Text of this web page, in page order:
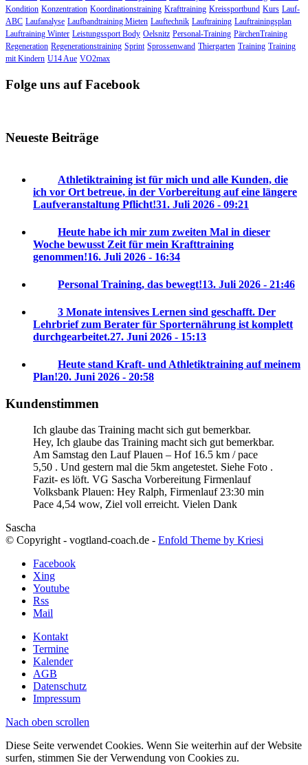
Kondition Konzentration Koordinationstraining Krafttraining Kreissportbund Kurs Lauf-
ABC Laufanalyse Laufbandtraining Mieten Lauftechnik Lauftraining Lauftrainingsplan
Lauftraining Winter Leistungssport Body Oelsnitz Personal-Training PärchenTraining
Regeneration Regenerationstraining Sprint Sprossenwand Thiergarten Training Training
mit Kindern U14 Aue VO2max
Folge uns auf Facebook
Neueste Beiträge
Athletiktraining ist für mich und alle Kunden, die
ich vor Ort betreue, in der Vorbereitung auf eine längere
Laufveranstaltung Pflicht!31. Juli 2026 - 09:21
Heute habe ich mir zum zweiten Mal in dieser
Woche bewusst Zeit für mein Krafttraining
genommen!16. Juli 2026 - 16:34
Personal Training, das bewegt!13. Juli 2026 - 21:46
3 Monate intensives Lernen sind geschafft. Der
Lehrbrief zum Berater für Sporternährung ist komplett
durchgearbeitet.27. Juni 2026 - 15:13
Heute stand Kraft- und Athletiktraining auf meinem
Plan!20. Juni 2026 - 20:58
Kundenstimmen
Ich glaube das Training macht sich gut bemerkbar.
Hey, Ich glaube das Training macht sich gut bemerkbar.
Am Samstag den Lauf Plauen – Hof 16.5 km / pace
5,50 . Und gestern mal die 5km angetestet. Siehe Foto .
Fazit- es löft. VG Sascha Vorbereitung Firmenlauf
Volksbank Plauen: Hey Ralph, Firmenlauf 23:30 min
Pace 4,54 wow, Ziel voll erreicht. Vielen Dank
Sascha
© Copyright - vogtland-coach.de - Enfold Theme by Kriesi
Facebook
Xing
Youtube
Rss
Mail
Kontakt
Termine
Kalender
AGB
Datenschutz
Impressum
Nach oben scrollen
Diese Seite verwendet Cookies. Wenn Sie weiterhin auf der Website
surfen, stimmen Sie der Verwendung von Cookies zu.